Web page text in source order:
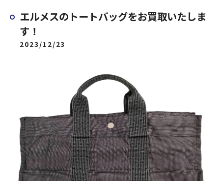
エルメスのトートバッグをお買取いたしま
す！
2023/12/23